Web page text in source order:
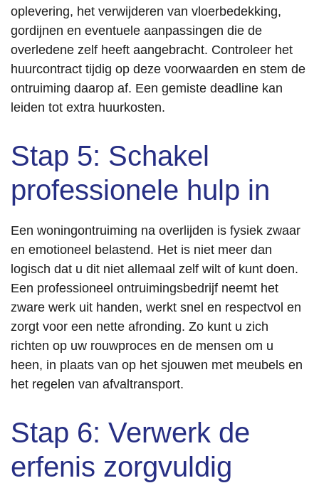
oplevering, het verwijderen van vloerbedekking,
gordijnen en eventuele aanpassingen die de
overledene zelf heeft aangebracht. Controleer het
huurcontract tijdig op deze voorwaarden en stem de
ontruiming daarop af. Een gemiste deadline kan
leiden tot extra huurkosten.
Stap 5: Schakel
professionele hulp in
Een woningontruiming na overlijden is fysiek zwaar
en emotioneel belastend. Het is niet meer dan
logisch dat u dit niet allemaal zelf wilt of kunt doen.
Een professioneel ontruimingsbedrijf neemt het
zware werk uit handen, werkt snel en respectvol en
zorgt voor een nette afronding. Zo kunt u zich
richten op uw rouwproces en de mensen om u
heen, in plaats van op het sjouwen met meubels en
het regelen van afvaltransport.
Stap 6: Verwerk de
erfenis zorgvuldig